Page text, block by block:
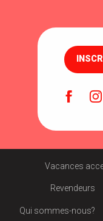
Vacances
Revendeurs
Qui sommes-nous?